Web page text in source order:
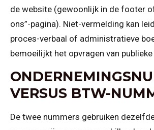
de website (gewoonlijk in de footer
ons”-pagina). Niet-vermelding kan
proces-verbaal of administratieve
bemoeilijkt het opvragen van
VERSUS BTW-
De twee nummers gebruiken